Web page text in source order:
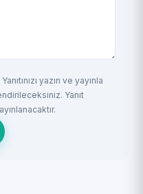
yazın ve yayınla
Yanıt